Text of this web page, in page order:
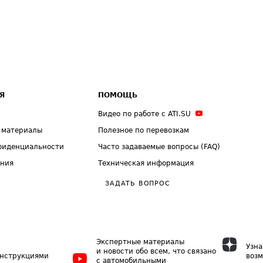
ПОМОЩЬ
Видео по работе с ATI.SU
Полезное по перевозкам
Часто задаваемые вопросы (FAQ)
Техническая информация
ЗАДАТЬ ВОПРОС
Экспертные материалы
и новости обо всем, что связано
с автомобильными